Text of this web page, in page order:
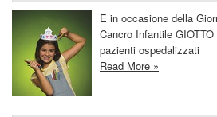
E in occasione della
Cancro Infantile
pazienti ospedalizzati
Read More »